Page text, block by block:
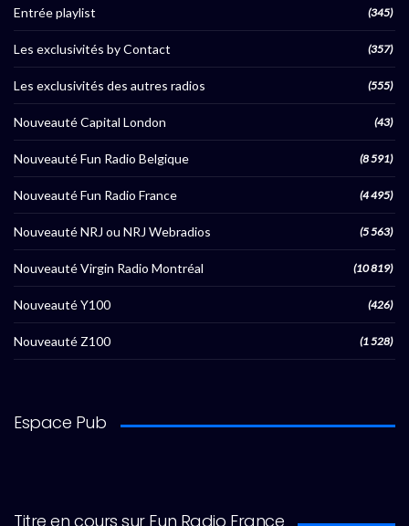
Entrée playlist (345)
Les exclusivités by Contact (357)
Les exclusivités des autres radios (555)
Nouveauté Capital London (43)
Nouveauté Fun Radio Belgique (8 591)
Nouveauté Fun Radio France (4 495)
Nouveauté NRJ ou NRJ Webradios (5 563)
Nouveauté Virgin Radio Montréal (10 819)
Nouveauté Y100 (426)
Nouveauté Z100 (1 528)
Espace Pub
Titre en cours sur Fun Radio France